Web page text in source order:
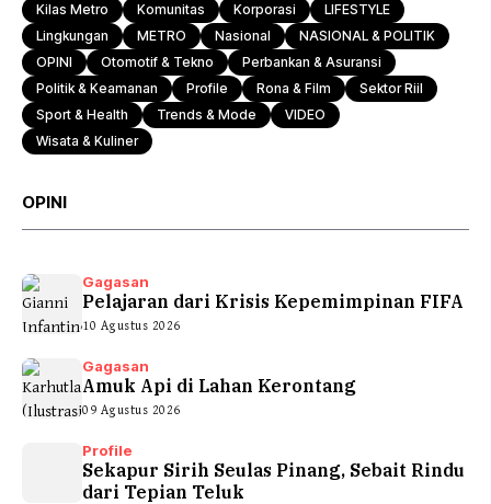
Kilas Metro
Komunitas Korporasi
LIFESTYLE
Lingkungan
METRO Nasional
NASIONAL & POLITIK
OPINI
Otomotif & Tekno
Perbankan & Asuransi
Politik & Keamanan
Profile Rona & Film
Sektor Riil
Sport & Health
Trends & Mode
VIDEO
Wisata & Kuliner
OPINI
Gagasan
Pelajaran dari Krisis Kepemimpinan FIFA
10 Agustus 2026
Gagasan
Amuk Api di Lahan Kerontang
09 Agustus 2026
Profile
Sekapur Sirih Seulas Pinang, Sebait Rindu
dari Tepian Teluk